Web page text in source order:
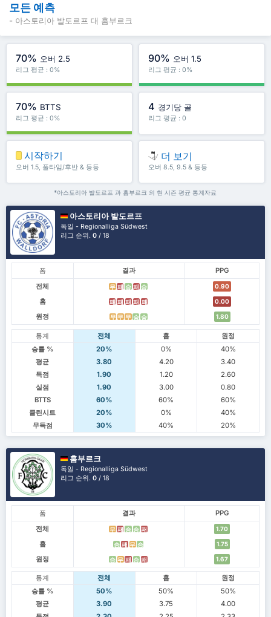
모든 예측
- 아스토리아 발도르프 대 홈부르크
70% 오버 2.5
리그 평균 : 0%
90% 오버 1.5
리그 평균 : 0%
70% BTTS
리그 평균 : 0%
4 경기당 골
리그 평균 : 0
시작하기
오버 1.5, 풀타임/후반 & 등등
더 보기
오버 8.5, 9.5 & 등등
*아스토리아 발도르프 과 홈부르크 의 현 시즌 평균 통계자료
아스토리아 발도르프
독일 - Regionalliga Südwest
리그 순위.0 / 18
폼 결과
PPG
전체
무 패 승 패 승 0.90
홈 패 패 패 패 패 0.00
원정 무 무 무 승 승 1.80
통계 전체 홈
원정
승률 %
20% 0%
40%
평균
3.80 4.20
3.40
득점
1.90 1.20
2.60
실점
1.90 3.00
0.80
BTTS
60% 60%
60%
클린시트
20% 0%
40%
무득점
30% 40% 20%
홈부르크
독일 - Regionalliga Südwest
리그 순위.0 / 18
폼 결과
PPG
전체
무 패 승 승 패 1.70
홈 승 패 무 승 1.75
원정 승 무 패 승 패 1.67
통계 전체 홈
원정
승률 %
50% 50%
50%
평균
3.90 3.75
4.00